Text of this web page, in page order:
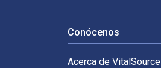
Conócenos
Acerca de VitalSource